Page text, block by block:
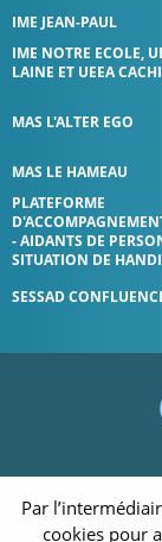
IME JEAN-PAUL
IME NOTRE ECOLE,
LAINE ET UEEA
MAS L'ALTER EGO
MAS LE HAMEAU
PLATEFORME
- AIDANTS DE
SITUATION DE
SESSAD
PARTENAIRES
POLITIQUE
Par
cookies pour